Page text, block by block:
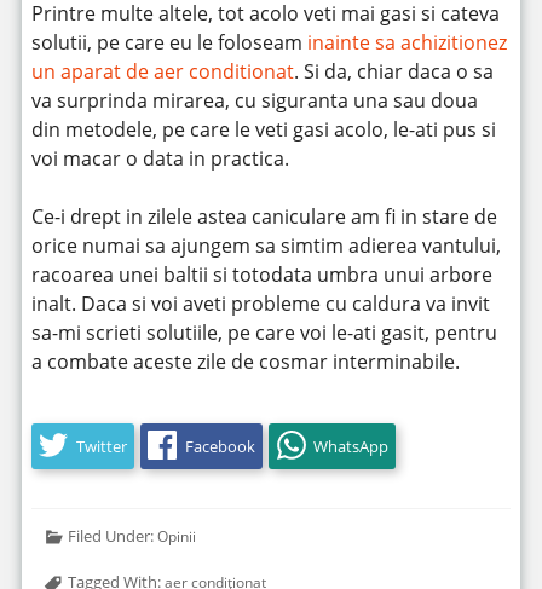
Printre multe altele, tot acolo veti mai gasi si cateva
solutii, pe care eu le foloseam inainte sa achizitionez
un aparat de aer conditionat. Si da, chiar daca o sa
va surprinda mirarea, cu siguranta una sau doua
din metodele, pe care le veti gasi acolo, le-ati pus si
voi macar o data in practica.
Ce-i drept in zilele astea caniculare am fi in stare de
orice numai sa ajungem sa simtim adierea vantului,
racoarea unei baltii si totodata umbra unui arbore
inalt. Daca si voi aveti probleme cu caldura va invit
sa-mi scrieti solutiile, pe care voi le-ati gasit, pentru
a combate aceste zile de cosmar interminabile.
Twitter Facebook WhatsApp
Filed Under:Opinii
Tagged With:aer condiționat